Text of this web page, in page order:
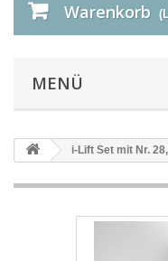
Warenkorb
MENÜ
i-Lift Set mit Nr.